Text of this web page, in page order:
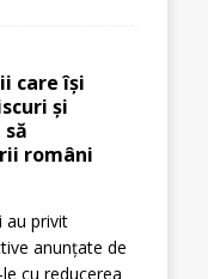
care își
și
români
au privit
anunțate de
cu reducerea